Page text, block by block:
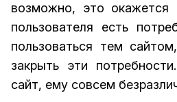
возможно, это окажется
пользователя есть
пользоваться тем
закрыть эти
сайт, ему совсем